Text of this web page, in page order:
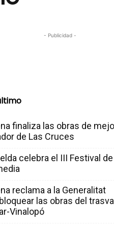
- Publicidad -
finaliza las obras de
de Las Cruces
celebra el III Festival de
reclama a la Generalitat
las obras del
Vinalopó